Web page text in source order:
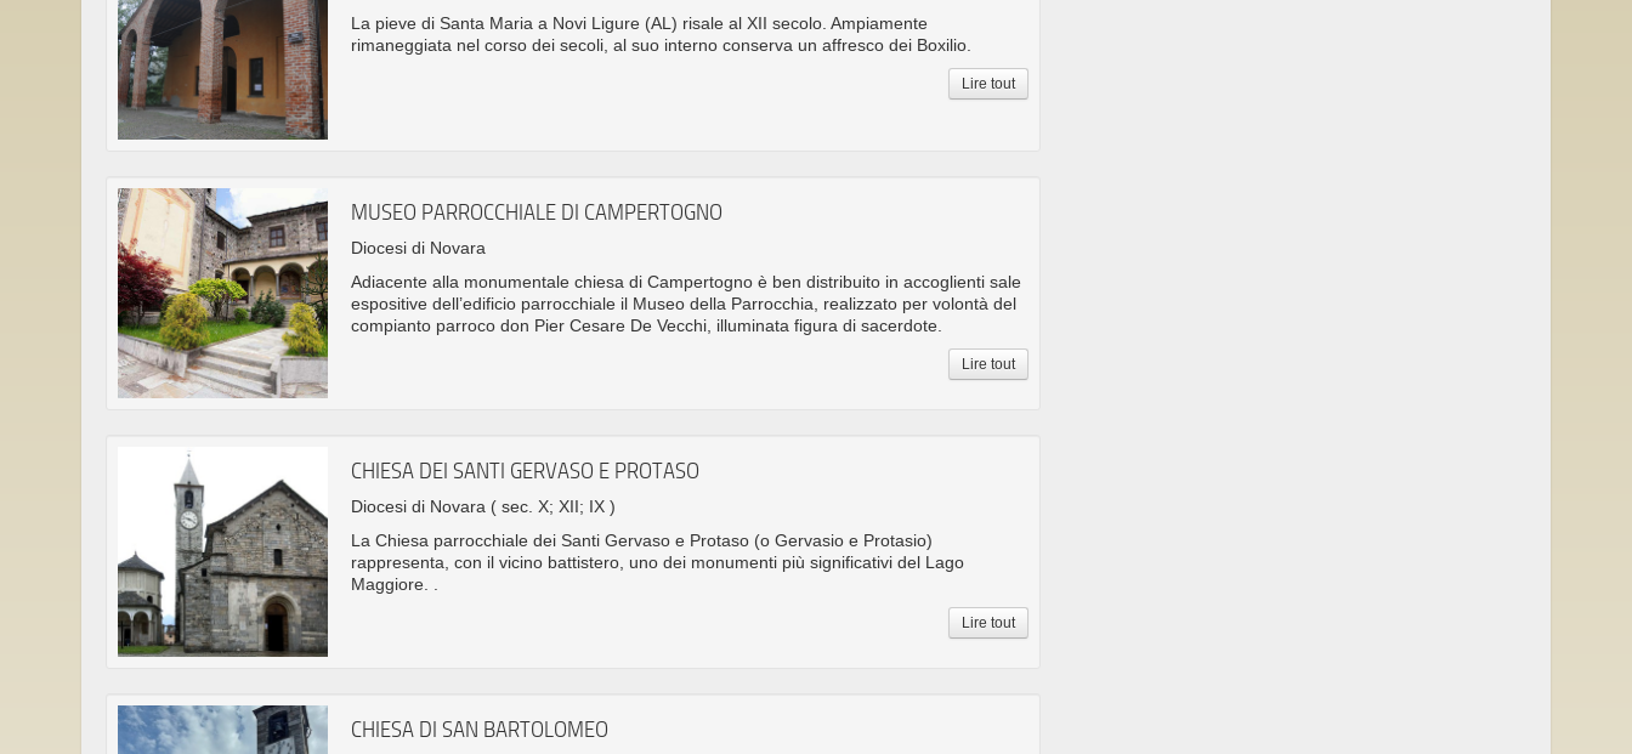
La pieve di Santa Maria a Novi Ligure (AL) risale al XII secolo. Ampiamente
rimaneggiata nel corso dei secoli, al suo interno conserva un affresco dei Boxilio.
Lire tout
MUSEO PARROCCHIALE DI CAMPERTOGNO
Diocesi di Novara
Adiacente alla monumentale chiesa di Campertogno è ben distribuito in accoglienti sale
espositive dell’edificio parrocchiale il Museo della Parrocchia, realizzato per volontà del
compianto parroco don Pier Cesare De Vecchi, illuminata figura di sacerdote.
Lire tout
CHIESA DEI SANTI GERVASO E PROTASO
Diocesi di Novara ( sec. X; XII; IX )
La Chiesa parrocchiale dei Santi Gervaso e Protaso (o Gervasio e Protasio)
rappresenta, con il vicino battistero, uno dei monumenti più significativi del Lago
Maggiore. .
Lire tout
CHIESA DI SAN BARTOLOMEO